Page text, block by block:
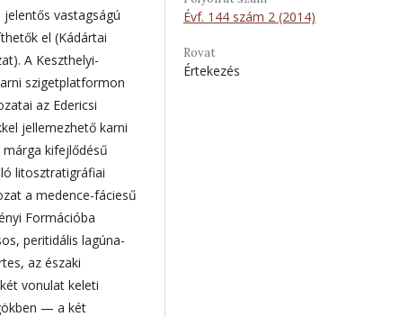
vastagságú
el (Kádártai
A Keszthelyi-
szigetplatformon
az Edericsi
jellemezhető karni
kifejlődésű
litosztratigráfiai
a medence-fáciesű
Formációba
peritidális lagúna-
az északi
vonulat keleti
— a két
Évf. 144 szám 2 (2014)
Rovat
Értekezés